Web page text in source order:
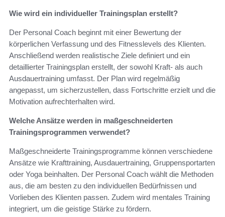
Wie wird ein individueller Trainingsplan erstellt?
Der Personal Coach beginnt mit einer Bewertung der
körperlichen Verfassung und des Fitnesslevels des Klienten.
Anschließend werden realistische Ziele definiert und ein
detaillierter Trainingsplan erstellt, der sowohl Kraft- als auch
Ausdauertraining umfasst. Der Plan wird regelmäßig
angepasst, um sicherzustellen, dass Fortschritte erzielt und die
Motivation aufrechterhalten wird.
Welche Ansätze werden in maßgeschneiderten
Trainingsprogrammen verwendet?
Maßgeschneiderte Trainingsprogramme können verschiedene
Ansätze wie Krafttraining, Ausdauertraining, Gruppensportarten
oder Yoga beinhalten. Der Personal Coach wählt die Methoden
aus, die am besten zu den individuellen Bedürfnissen und
Vorlieben des Klienten passen. Zudem wird mentales Training
integriert, um die geistige Stärke zu fördern.